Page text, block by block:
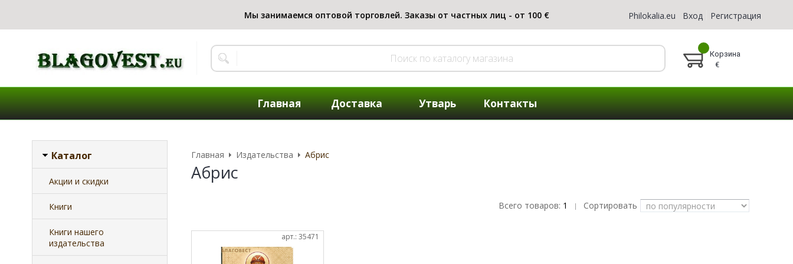
Philokalia.eu Вход Регистрация
Корзина
€
Главная Доставка Утварь Контакты
Каталог
Акции и скидки
Книги
Книги нашего
издательства
Главная Издательства Абрис
Абрис
Всего товаров: 1 | Сортировать
арт.: 35471